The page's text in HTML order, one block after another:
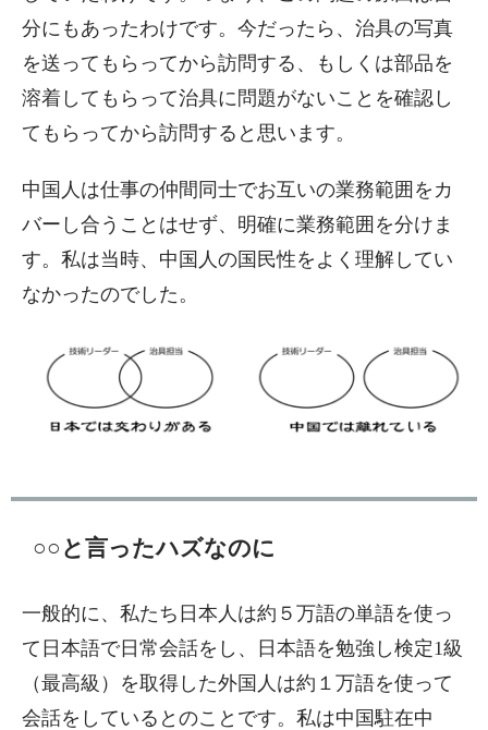
分にもあったわけです。今だったら、治具の写真
を送ってもらってから訪問する、もしくは部品を
溶着してもらって治具に問題がないことを確認し
てもらってから訪問すると思います。
中国人は仕事の仲間同士でお互いの業務範囲をカ
バーし合うことはせず、明確に業務範囲を分けま
す。私は当時、中国人の国民性をよく理解してい
なかったのでした。
○○と言ったハズなのに
一般的に、私たち日本人は約５万語の単語を使っ
て日本語で日常会話をし、日本語を勉強し検定1級
（最高級）を取得した外国人は約１万語を使って
会話をしているとのことです。私は中国駐在中